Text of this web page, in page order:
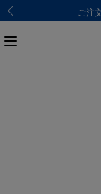
ご注